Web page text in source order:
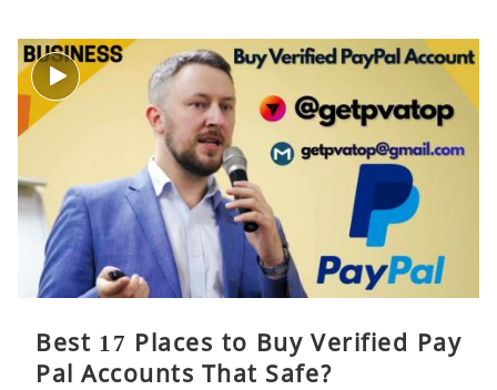
Best 17 Places to Buy Verified Pay
Pal Accounts That Safe?